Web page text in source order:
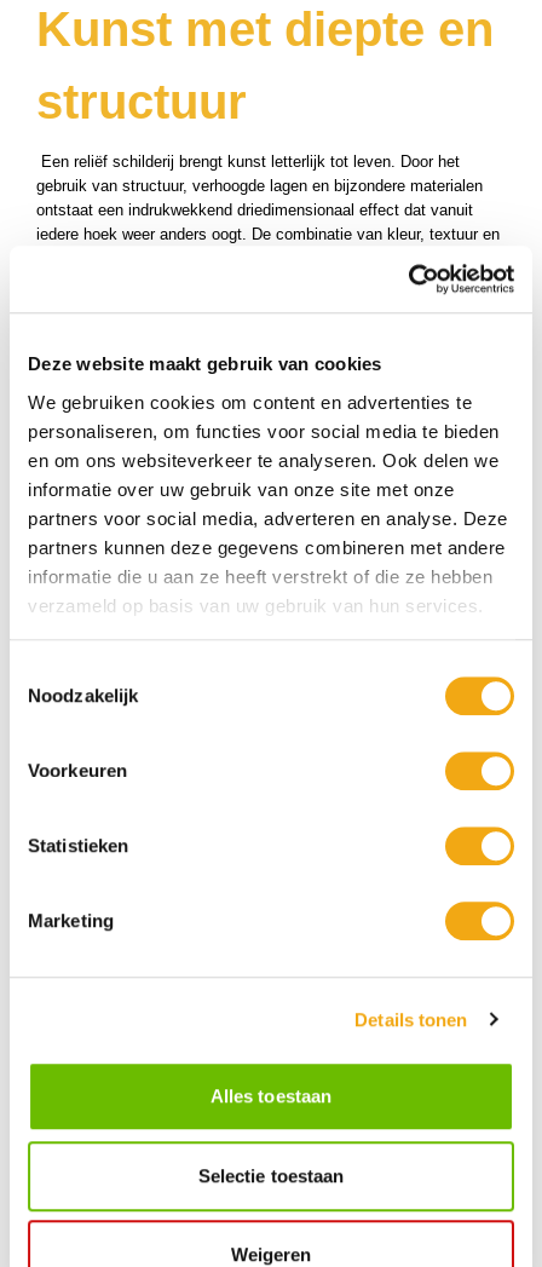
Deze website maakt gebruik van cookies
We gebruiken cookies om content en advertenties te
personaliseren, om functies voor social media te bieden
en om ons websiteverkeer te analyseren. Ook delen we
informatie over uw gebruik van onze site met onze
partners voor social media, adverteren en analyse. Deze
partners kunnen deze gegevens combineren met andere
informatie die u aan ze heeft verstrekt of die ze hebben
verzameld op basis van uw gebruik van hun services.
Noodzakelijk
Voorkeuren
Statistieken
Marketing
Details tonen
Alles toestaan
Selectie toestaan
Weigeren
Kunst met diepte en
structuur
Een reliëf schilderij brengt kunst letterlijk tot leven. Door het
gebruik van structuur, verhoogde lagen en bijzondere materialen
ontstaat een indrukwekkend driedimensionaal effect dat vanuit
iedere hoek weer anders oogt. De combinatie van kleur, textuur en
vindt u een zorgvuldig geselecteerde collectie
vormen en minimalistische designs; ieder kunstwerk is uniek en
met de hand vervaardigd. Dankzij de voelbare structuur en het spel
van licht en schaduw vormt een reliëf schilderij een echte
blikvanger in uw woonkamer, kantoor, hal of slaapkamer.
Onze collectie bestaat uit schilderijen die zijn gemaakt met
hoogwaardige materialen zoals acrylverf, structuurpasta, gips,
zand en diverse mixed-media technieken. Hierdoor ontstaat een
kunstwerk met karakter en een bijzondere uitstraling die met een
traditioneel plat schilderij niet te evenaren is.
dan de veelzijdige collectie van Kunstuwel.nl en geef uw interieur
extra diepte, sfeer en exclusiviteit.
Persoonlijke klantenservice
Maandag t/m vrijdag van 09.00 tot 16.00 staat onze
vakkundige klantenservice klaar.